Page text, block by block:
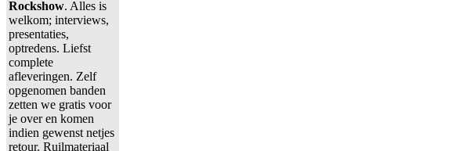
Rockshow. Alles is
welkom; interviews,
presentaties,
optredens. Liefst
complete
afleveringen. Zelf
opgenomen banden
zetten we gratis voor
je over en komen
indien gewenst netjes
retour. Ruilmateriaal